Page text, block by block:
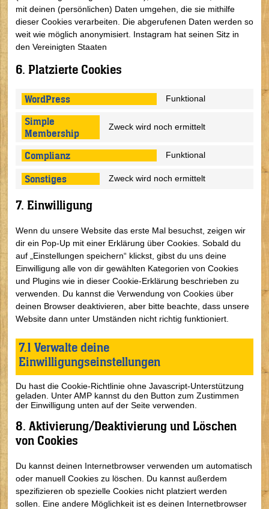
mit deinen (persönlichen) Daten umgehen, die sie mithilfe
dieser Cookies verarbeiten. Die abgerufenen Daten werden so
weit wie möglich anonymisiert. Instagram hat seinen Sitz in
den Vereinigten Staaten
6. Platzierte Cookies
WordPress Funktional
Simple
Membership
Zweck wird noch ermittelt
Complianz Funktional
Sonstiges Zweck wird noch ermittelt
7. Einwilligung
Wenn du unsere Website das erste Mal besuchst, zeigen wir
dir ein Pop-Up mit einer Erklärung über Cookies. Sobald du
auf „Einstellungen speichern“ klickst, gibst du uns deine
Einwilligung alle von dir gewählten Kategorien von Cookies
und Plugins wie in dieser Cookie-Erklärung beschrieben zu
verwenden. Du kannst die Verwendung von Cookies über
deinen Browser deaktivieren, aber bitte beachte, dass unsere
Website dann unter Umständen nicht richtig funktioniert.
7.1 Verwalte deine
Einwilligungseinstellungen
Du hast die Cookie-Richtlinie ohne Javascript-Unterstützung
geladen. Unter AMP kannst du den Button zum Zustimmen
der Einwilligung unten auf der Seite verwenden.
8. Aktivierung/Deaktivierung und Löschen
von Cookies
Du kannst deinen Internetbrowser verwenden um automatisch
oder manuell Cookies zu löschen. Du kannst außerdem
spezifizieren ob spezielle Cookies nicht platziert werden
sollen. Eine andere Möglichkeit ist es deinen Internetbrowser